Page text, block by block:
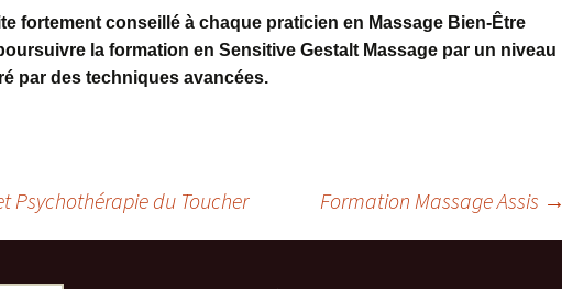
fortement conseillé à chaque praticien en Massage Bien-Être
la formation en Sensitive Gestalt Massage par un niveau
par des techniques avancées.
Psychothérapie du Toucher Formation Massage Assis →